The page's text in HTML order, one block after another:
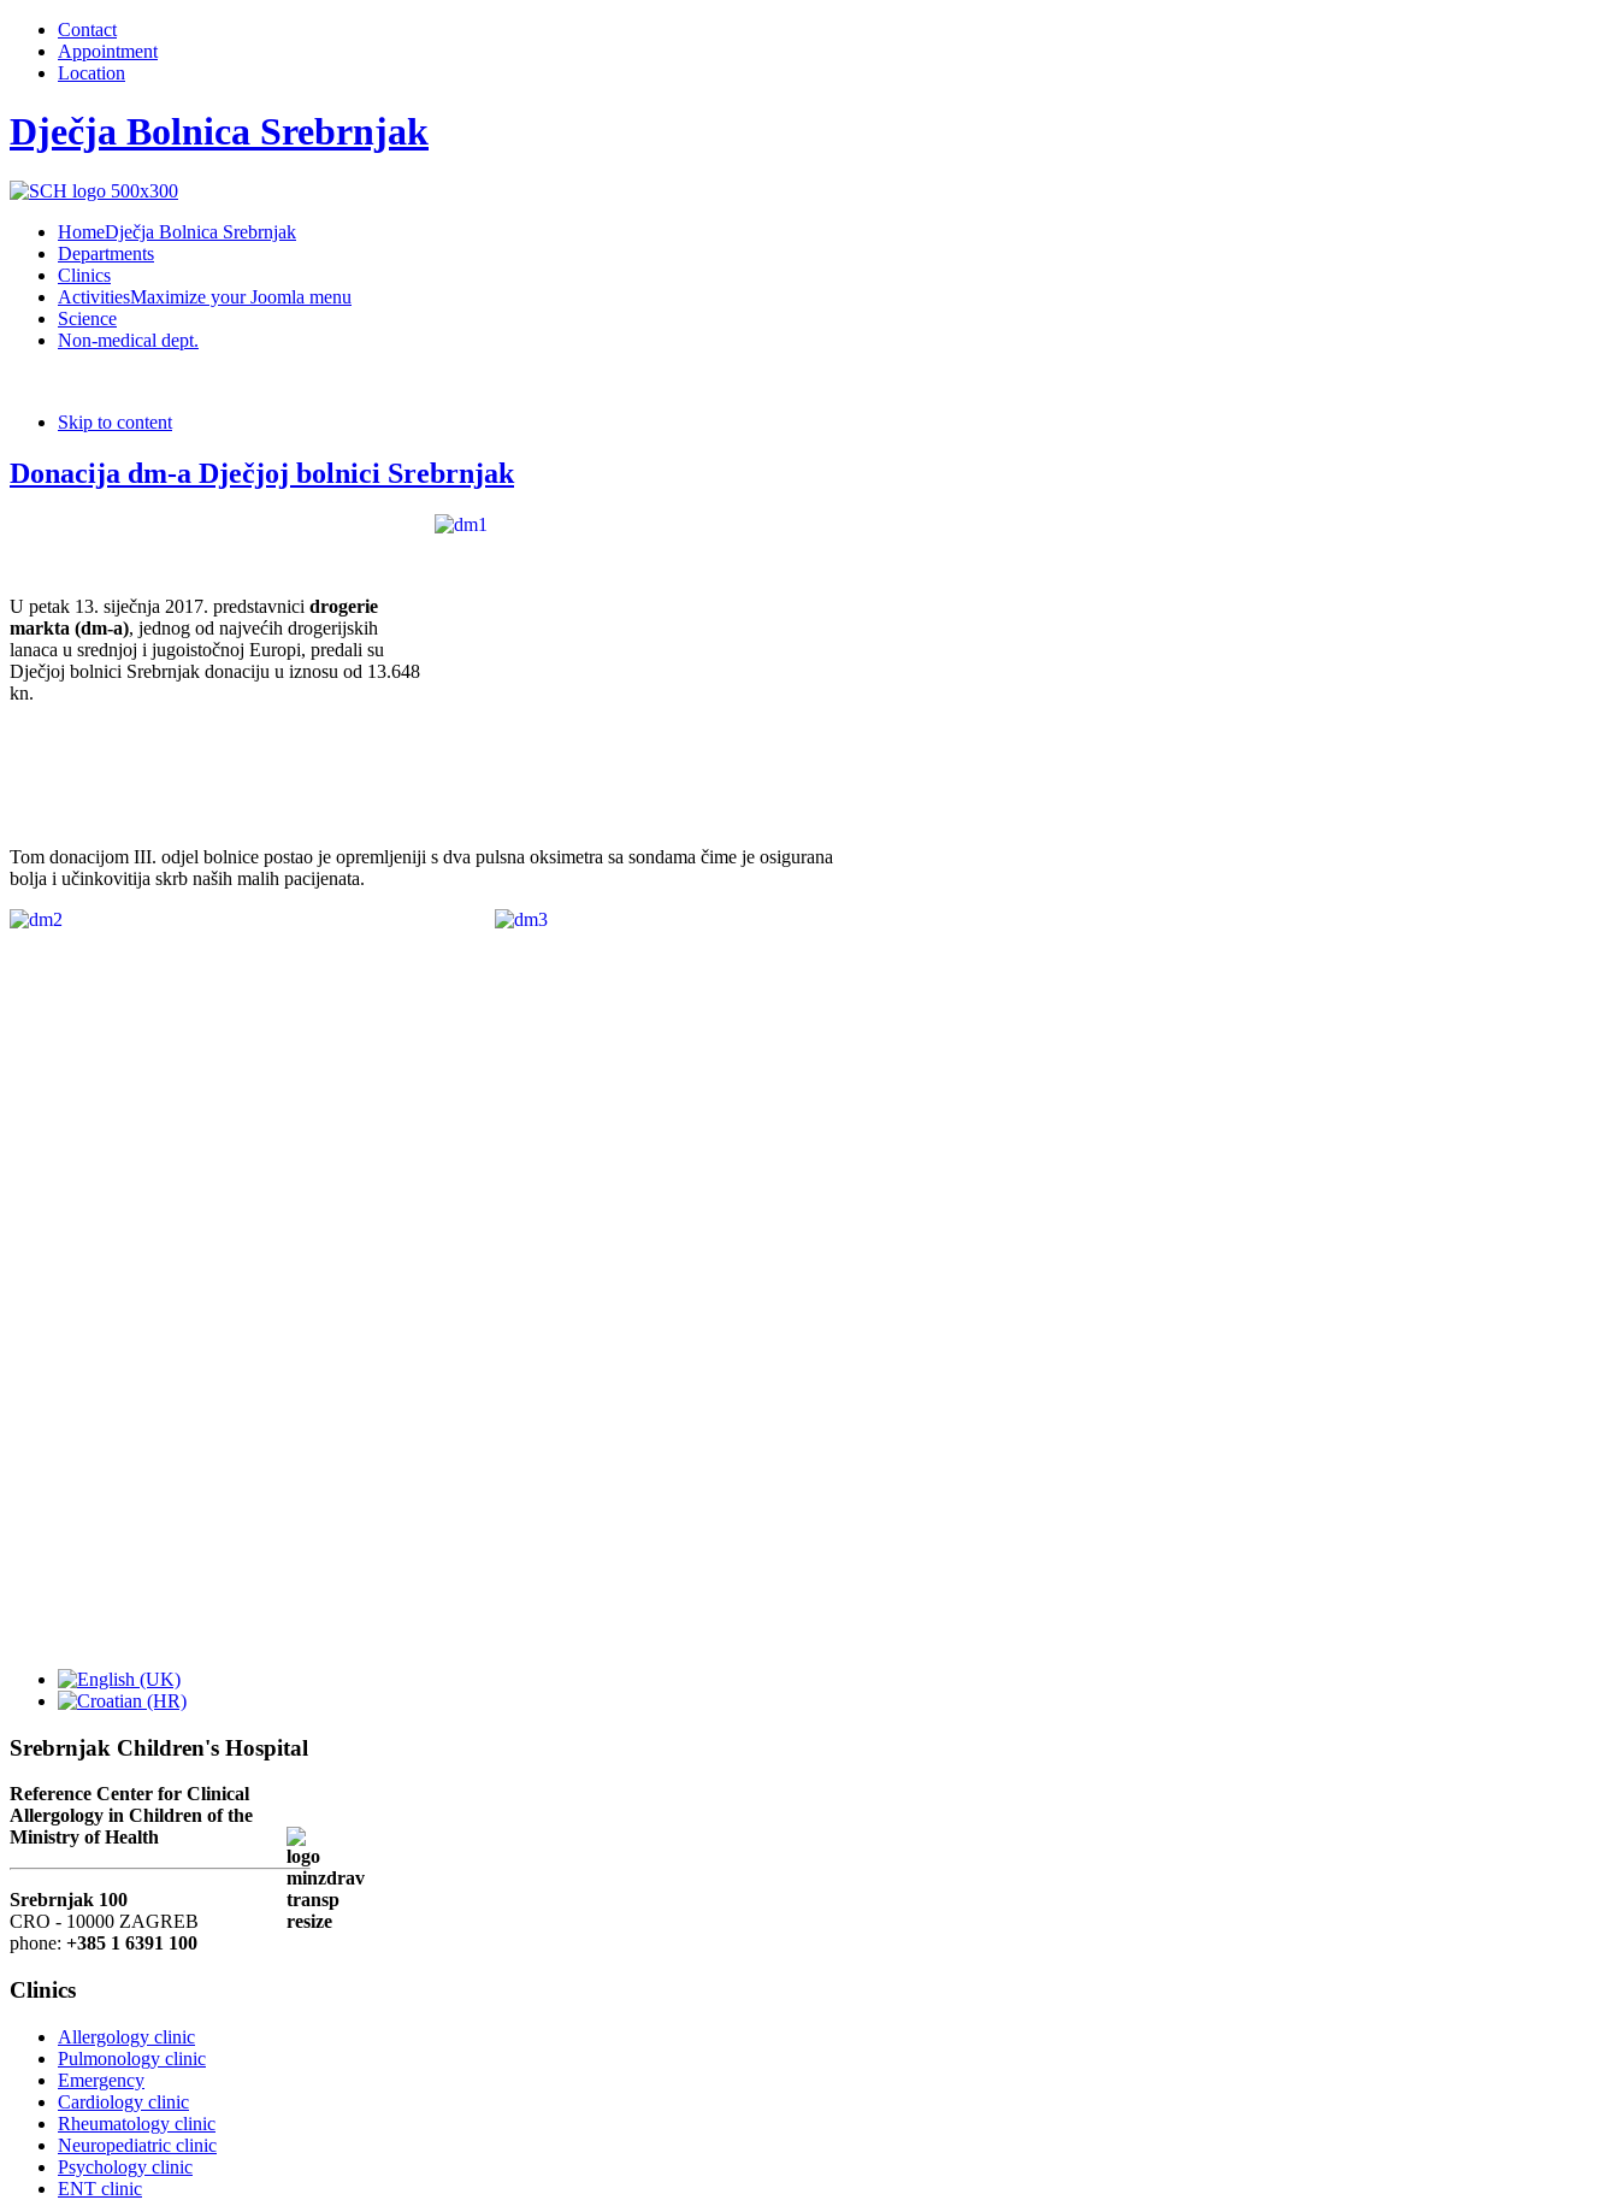
Contact
Appointment
Location
Dječja Bolnica Srebrnjak
HomeDječja Bolnica Srebrnjak
Departments
Clinics
ActivitiesMaximize your Joomla menu
Science
Non-medical dept.
Skip to content
Donacija dm-a Dječjoj bolnici Srebrnjak
U petak 13. siječnja 2017. predstavnici drogerie
markta (dm-a), jednog od najvećih drogerijskih
lanaca u srednjoj i jugoistočnoj Europi, predali su
Dječjoj bolnici Srebrnjak donaciju u iznosu od 13.648
kn.
Tom donacijom III. odjel bolnice postao je opremljeniji s dva pulsna oksimetra sa sondama čime je osigurana
bolja i učinkovitija skrb naših malih pacijenata.
Srebrnjak Children's Hospital
Reference Center for Clinical
Allergology in Children of the
Ministry of Health
Srebrnjak 100
CRO - 10000 ZAGREB
phone: +385 1 6391 100
Clinics
Allergology clinic
Pulmonology clinic
Emergency
Cardiology clinic
Rheumatology clinic
Neuropediatric clinic
Psychology clinic
ENT clinic